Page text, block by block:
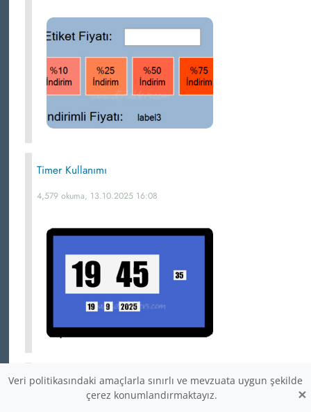
Timer Kullanımı
4,579 okuma, 13.10.2025 16:08
Form işlemleri
Veri politikasındaki amaçlarla sınırlı ve mevzuata uygun şekilde
çerez konumlandırmaktayız.
×